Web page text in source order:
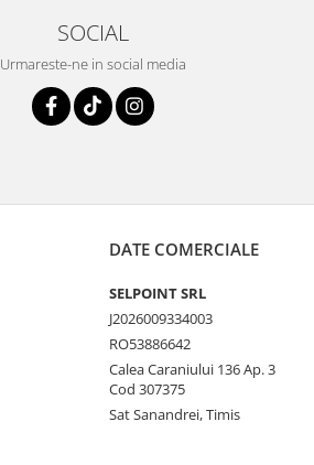
SOCIAL
Urmareste-ne in social media
DATE COMERCIALE
SELPOINT SRL
J2026009334003
RO53886642
Calea Caraniului 136 Ap. 3
Cod 307375
Sat Sanandrei, Timis